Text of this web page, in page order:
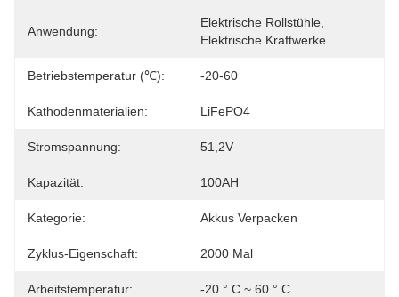
Anwendung:
Elektrische Rollstühle,
Elektrische Kraftwerke
Betriebstemperatur (℃): -20-60
Kathodenmaterialien: LiFePO4
Stromspannung: 51,2V
Kapazität: 100AH
Kategorie: Akkus Verpacken
Zyklus-Eigenschaft: 2000 Mal
Arbeitstemperatur: -20 ° C ~ 60 ° C.